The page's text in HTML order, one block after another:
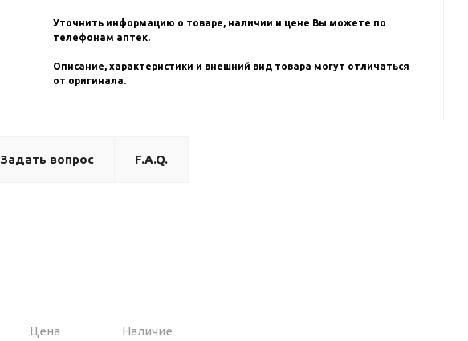
Уточнить информацию о товаре, наличии и цене Вы можете по
телефонам аптек.
Описание, характеристики и внешний вид товара могут отличаться
от оригинала.
Задать вопрос F.A.Q.
Цена Наличие